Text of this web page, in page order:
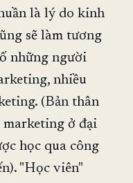
là lý do kinh
sẽ làm tương
những người
nhiều
(Bản thân
ở đại
học qua công
"Học viên"